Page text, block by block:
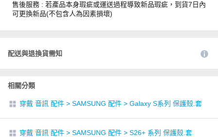
售後服務 : 若產品本身瑕疵或運送過程導致新品瑕疵，到貨7日內
可更換新品(不包含人為因素損壞)
配送與退換貨需知
相關分類
穿戴 音訊 配件 > SAMSUNG 配件 > Galaxy S系列 保護殼.套
穿戴 音訊 配件 > SAMSUNG 配件 > S26+ 系列 保護殼.套